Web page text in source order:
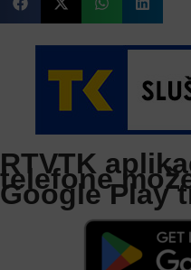
RTVTK
telefone
Google Play